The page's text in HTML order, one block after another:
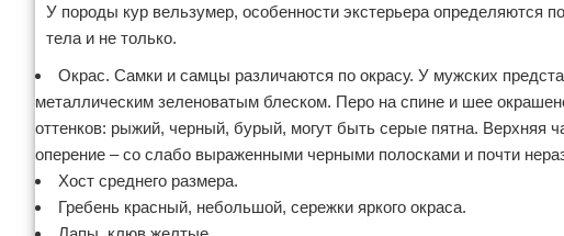
У породы кур вельзумер, особенности экстерьера определяются
тела и не только.
Окрас. Самки и самцы различаются по окрасу. У мужских
металлическим зеленоватым блеском. Перо на спине и шее
оттенков: рыжий, черный, бурый, могут быть серые пятна. Верхняя
оперение – со слабо выраженными черными полосками и почти
Хост среднего размера.
Гребень красный, небольшой, сережки яркого окраса.